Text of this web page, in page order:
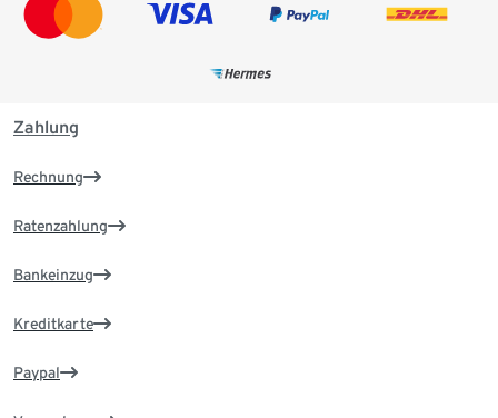
Zahlung
Rechnung
Ratenzahlung
Bankeinzug
Kreditkarte
Paypal